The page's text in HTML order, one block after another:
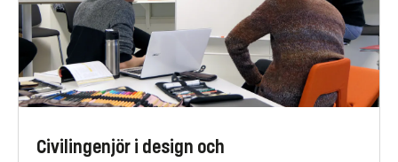
Civilingenjör i design och